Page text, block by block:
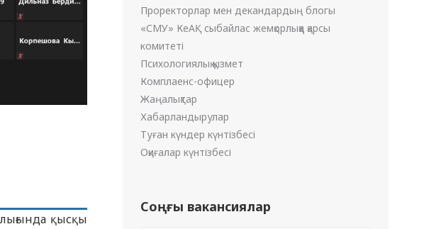
қысқы
Проректорлар мен декандардың блогы
«СМУ» КеАҚ сыбайлас жемқорлыққа қарсы
комитеті
Психологиялық қызмет
Комплаенс-офицер
Жаңалықтар
Хабарландырулар
Туған күндер күнтізбесі
Оқиғалар күнтізбесі
Соңғы вакансиялар